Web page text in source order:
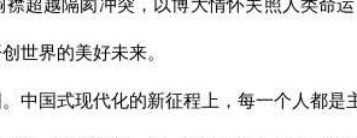
超越隔阂冲突，以博大情怀关照人类命
世界的美好未来。
中国式现代化的新征程上，每一个人都是